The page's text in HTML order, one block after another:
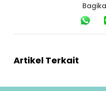
Artikel Terkait